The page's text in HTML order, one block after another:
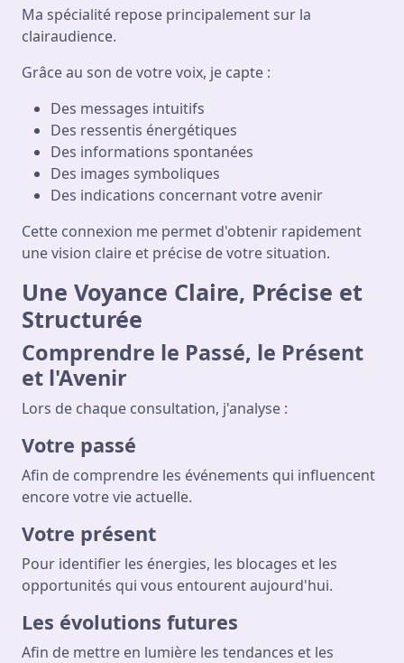
Ma spécialité repose principalement sur la
clairaudience.
Grâce au son de votre voix, je capte :
Des messages intuitifs
Des ressentis énergétiques
Des informations spontanées
Des images symboliques
Des indications concernant votre avenir
Cette connexion me permet d'obtenir rapidement
une vision claire et précise de votre situation.
Une Voyance Claire, Précise et
Structurée
Comprendre le Passé, le Présent
et l'Avenir
Lors de chaque consultation, j'analyse :
Votre passé
Afin de comprendre les événements qui influencent
encore votre vie actuelle.
Votre présent
Pour identifier les énergies, les blocages et les
opportunités qui vous entourent aujourd'hui.
Les évolutions futures
Afin de mettre en lumière les tendances et les